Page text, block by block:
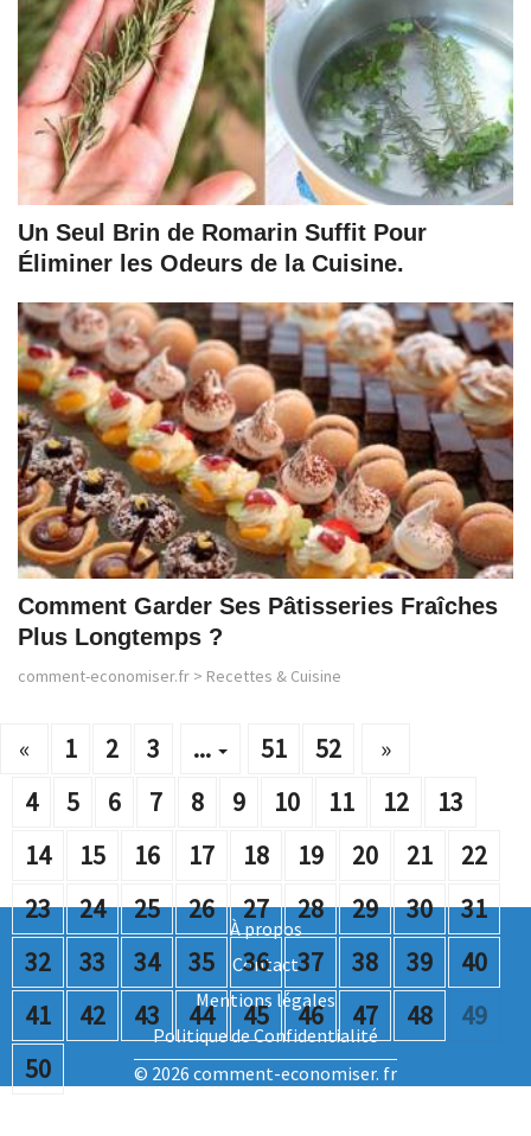
Un Seul Brin de Romarin Suffit Pour
Éliminer les Odeurs de la Cuisine.
Comment Garder Ses Pâtisseries Fraîches
Plus Longtemps ?
comment-economiser.fr > Recettes & Cuisine
« 1 2 3
...
4
5 6 7 8 9 10 11 12
13
14
15 16 17 18 19 20 21
22
23
24 25 26 27 28 29 30
31
32
33 34 35 36 37 38 39
40
41
42 43 44 45 46 47 48
49
50
51 52 »
À propos
Contact
Mentions légales
Politique de Confidentialité
© 2026 comment-economiser. fr